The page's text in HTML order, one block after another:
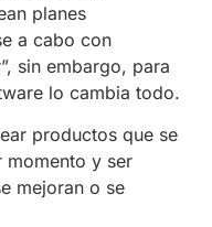
planes
a cabo con
sin embargo, para
lo cambia todo.
productos que se
momento y ser
mejoran o se